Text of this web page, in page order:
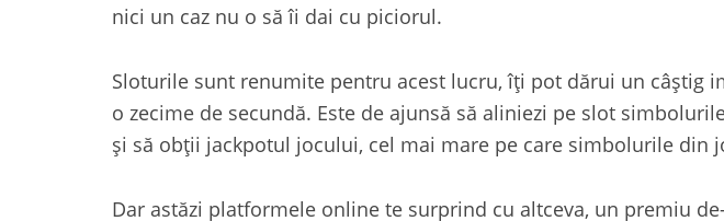
nici un caz nu o să îi dai cu piciorul.
Sloturile sunt renumite pentru acest lucru, îți pot dărui un câștig
o zecime de secundă. Este de ajunsă să aliniezi pe slot
şi să obții jackpotul jocului, cel mai mare pe care simbolurile din
Dar astăzi platformele online te surprind cu altceva, un premiu